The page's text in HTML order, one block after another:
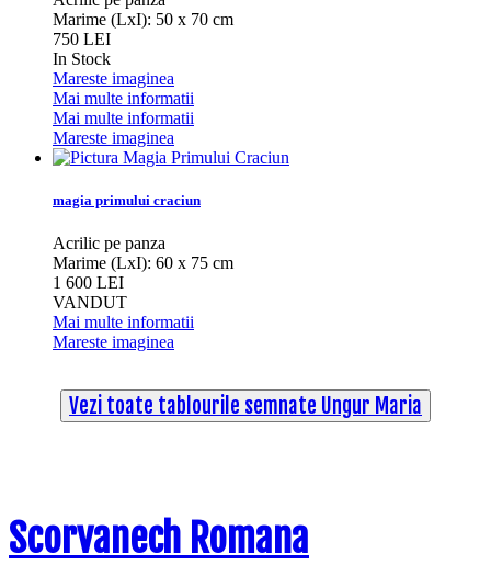
Marime (LxI): 50 x 70 cm
750 LEI
In Stock
Mareste imaginea
Mai multe informatii
Mai multe informatii
Mareste imaginea
magia primului craciun
Acrilic pe panza
Marime (LxI): 60 x 75 cm
1 600 LEI
VANDUT
Mai multe informatii
Mareste imaginea
Vezi toate tablourile semnate Ungur Maria
Scorvanech Romana